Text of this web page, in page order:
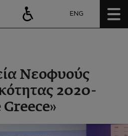
ENG
Νεοφυούς
2020-